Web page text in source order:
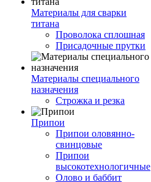
Материалы для сварки
титана
Проволока сплошная
Присадочные прутки
Материалы специального
назначения
Строжка и резка
Припои
Припои оловянно-
свинцовые
Припои
высокотехнологичные
Олово и баббит